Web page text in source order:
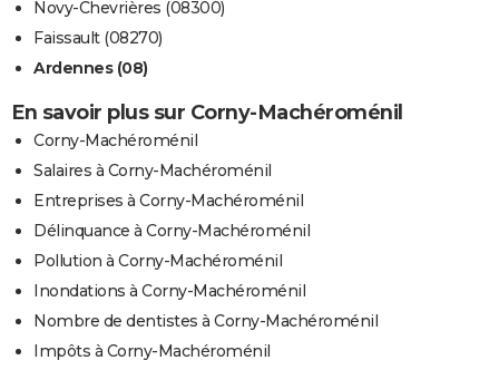
Novy-Chevrières (08300)
Faissault (08270)
Ardennes (08)
En savoir plus sur Corny-Machéroménil
Corny-Machéroménil
Salaires à Corny-Machéroménil
Entreprises à Corny-Machéroménil
Délinquance à Corny-Machéroménil
Pollution à Corny-Machéroménil
Inondations à Corny-Machéroménil
Nombre de dentistes à Corny-Machéroménil
Impôts à Corny-Machéroménil